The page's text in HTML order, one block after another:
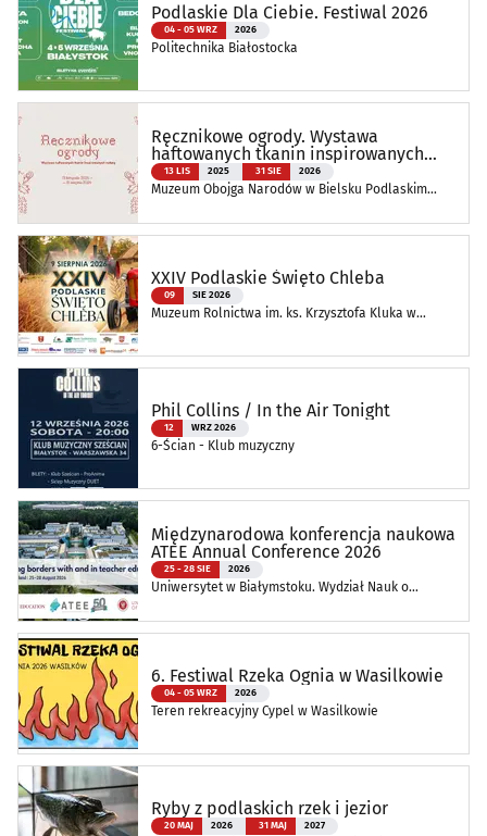
Podlaskie Dla Ciebie. Festiwal 2026
04 - 05 WRZ 2026
Politechnika Białostocka
Ręcznikowe ogrody. Wystawa
haftowanych tkanin inspirowanych
naturą
13 LIS 2025 31 SIE 2026
Muzeum Obojga Narodów w Bielsku Podlaskim
XXIV Podlaskie Święto Chleba
09 SIE 2026
Muzeum Rolnictwa im. ks. Krzysztofa Kluka w
Phil Collins / In the Air Tonight
12 WRZ 2026
6-Ścian - Klub muzyczny
Międzynarodowa konferencja naukowa
ATEE Annual Conference 2026
25 - 28 SIE 2026
Uniwersytet w Białymstoku. Wydział Nauk o
6. Festiwal Rzeka Ognia w Wasilkowie
04 - 05 WRZ 2026
Teren rekreacyjny Cypel w Wasilkowie
Ryby z podlaskich rzek i jezior
20 MAJ 2026 31 MAJ 2027